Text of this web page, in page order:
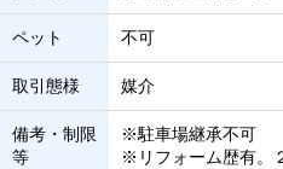
ペット 不可
取引態様 媒介
備考・制限
等
※駐車場継承不可
※リフォーム歴有。